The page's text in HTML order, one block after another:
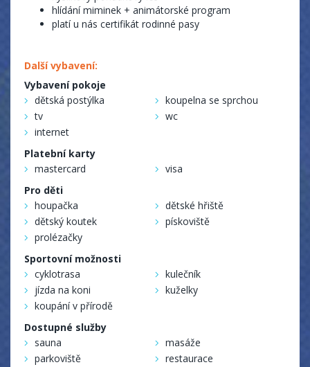
hlídání miminek + animátorské program
platí u nás certifikát rodinné pasy
Další vybavení:
Vybavení pokoje
dětská postýlka
koupelna se sprchou
tv
wc
internet
Platební karty
mastercard
visa
Pro děti
houpačka
dětské hřiště
dětský koutek
pískoviště
prolézačky
Sportovní možnosti
cyklotrasa
kulečník
jízda na koni
kuželky
koupání v přírodě
Dostupné služby
sauna
masáže
parkoviště
restaurace